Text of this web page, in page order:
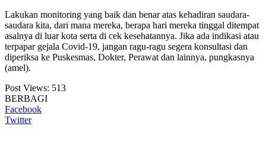
Lakukan monitoring yang baik dan benar atas kehadiran saudara-
saudara kita, dari mana mereka, berapa hari mereka tinggal ditempat
asalnya di luar kota serta di cek kesehatannya. Jika ada indikasi atau
terpapar gejala Covid-19, jangan ragu-ragu segera konsultasi dan
diperiksa ke Puskesmas, Dokter, Perawat dan lainnya, pungkasnya
(amel).
Post Views: 513
BERBAGI
Facebook
Twitter